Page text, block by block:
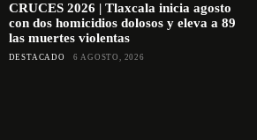
CRUCES 2026 | Tlaxcala inicia agosto
con dos homicidios dolosos y eleva a 89
las muertes violentas
DESTACADO 6 AGOSTO, 2026